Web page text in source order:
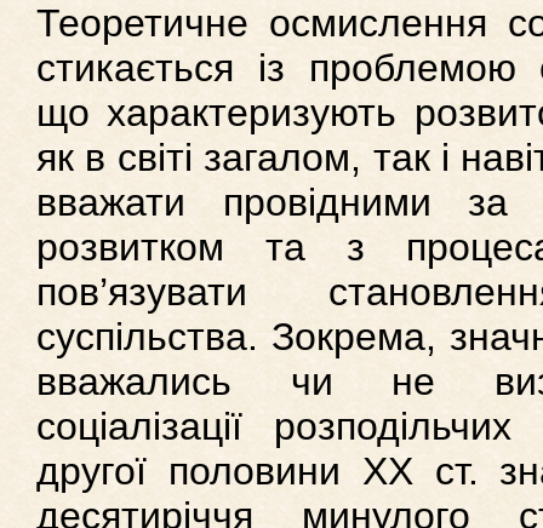
Теоретичне осмислення
стикається із проблемою
що характеризують
як в світі загалом, так і
вважати провідними за
розвитком та з
пов’язувати
суспільства. Зокрема,
вважались чи не
соціалізації
другої половини ХХ ст.
десятиріччя минулого